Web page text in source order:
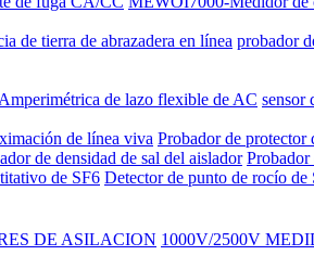
de tierra de abrazadera en línea probador
de lazo flexible de AC sensor
de línea viva Probador de protector
de densidad de sal del aislador Probador
de SF6 Detector de punto de rocío de
DE ASILACION 1000V/2500V